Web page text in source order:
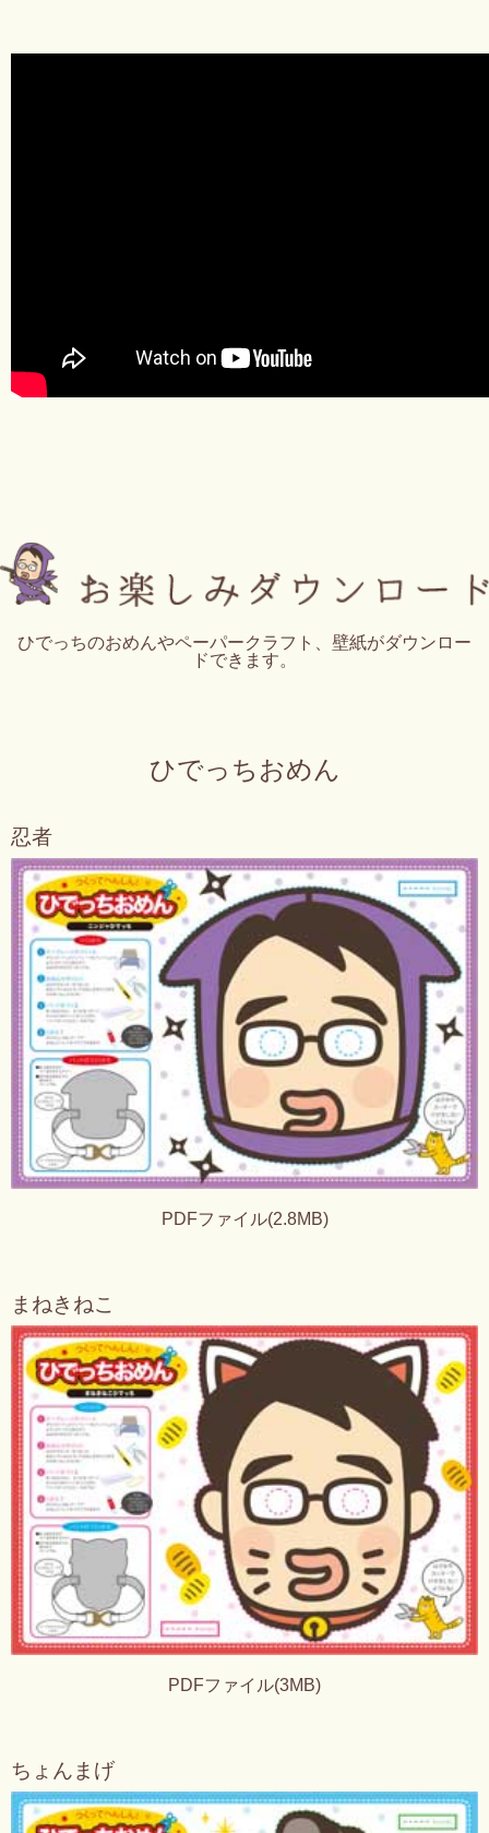
ひでっちのおめんやペーパークラフト、壁紙がダウンロー
ドできます。
ひでっちおめん
忍者
PDFファイル(2.8MB)
まねきねこ
PDFファイル(3MB)
ちょんまげ